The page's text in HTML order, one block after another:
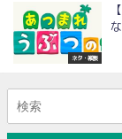
ネタ・雑談